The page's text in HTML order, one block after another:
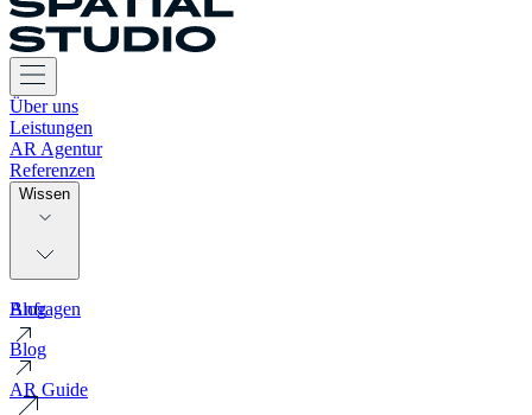
Über uns
Leistungen
AR Agentur
Referenzen
Wissen
Blog
Blog
AR Guide
Anfragen